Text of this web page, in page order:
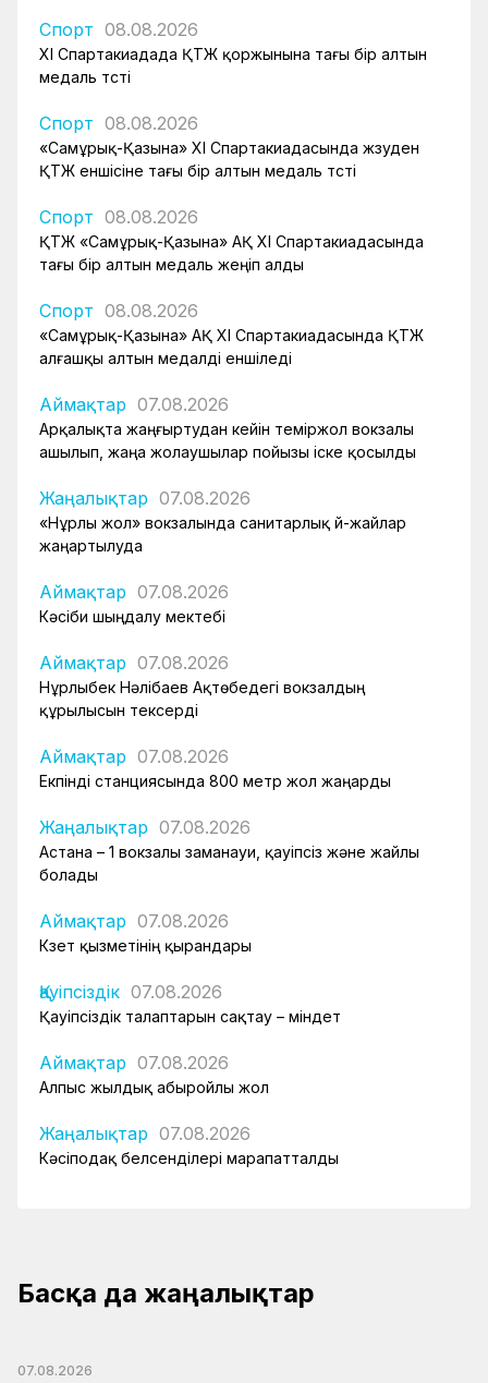
Спорт 08.08.2026
XI Спартакиадада ҚТЖ қоржынына тағы бір алтын
медаль түсті
Спорт 08.08.2026
«Самұрық-Қазына» XI Спартакиадасында жүзуден
ҚТЖ еншісіне тағы бір алтын медаль түсті
Спорт 08.08.2026
ҚТЖ «Самұрық-Қазына» АҚ XI Спартакиадасында
тағы бір алтын медаль жеңіп алды
Спорт 08.08.2026
«Самұрық-Қазына» АҚ XI Спартакиадасында ҚТЖ
алғашқы алтын медалді еншіледі
Аймақтар 07.08.2026
Арқалықта жаңғыртудан кейін теміржол вокзалы
ашылып, жаңа жолаушылар пойызы іске қосылды
Жаңалықтар 07.08.2026
«Нұрлы жол» вокзалында санитарлық үй-жайлар
жаңартылуда
Аймақтар 07.08.2026
Кәсіби шыңдалу мектебі
Аймақтар 07.08.2026
Нұрлыбек Нәлібаев Ақтөбедегі вокзалдың
құрылысын тексерді
Аймақтар 07.08.2026
Екпінді станциясында 800 метр жол жаңарды
Жаңалықтар 07.08.2026
Астана – 1 вокзалы заманауи, қауіпсіз және жайлы
болады
Аймақтар 07.08.2026
Күзет қызметінің қырандары
Қауіпсіздік 07.08.2026
Қауіпсіздік талаптарын сақтау – міндет
Аймақтар 07.08.2026
Алпыс жылдық абыройлы жол
Жаңалықтар 07.08.2026
Кәсіподақ белсенділері марапатталды
Басқа да жаңалықтар
07.08.2026